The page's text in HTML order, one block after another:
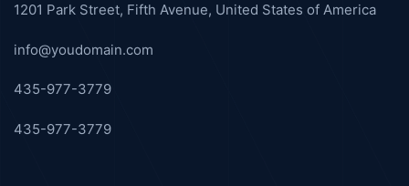
1201 Park Street, Fifth Avenue, United States of America
info@youdomain.com
435-977-3779
435-977-3779